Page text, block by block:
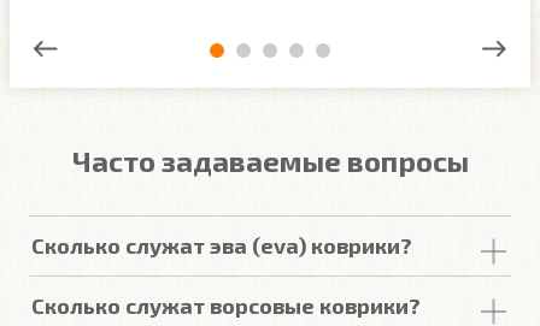
Часто задаваемые вопросы
Сколько служат эва (eva) коврики?
покрытий изЕВА в среднем составляет 2-3
.
Сколько служат ворсовые коврики?